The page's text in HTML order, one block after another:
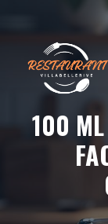
contenu
100